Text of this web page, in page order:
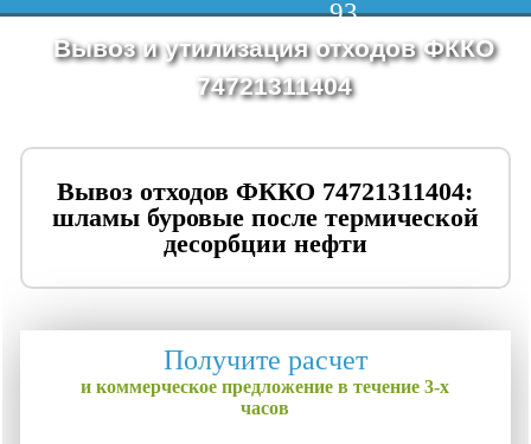
93
Вывоз и утилизация отходов ФККО
74721311404
Вывоз отходов ФККО 74721311404:
шламы буровые после термической
десорбции нефти
Получите расчет
и коммерческое предложение в течение 3-х
часов